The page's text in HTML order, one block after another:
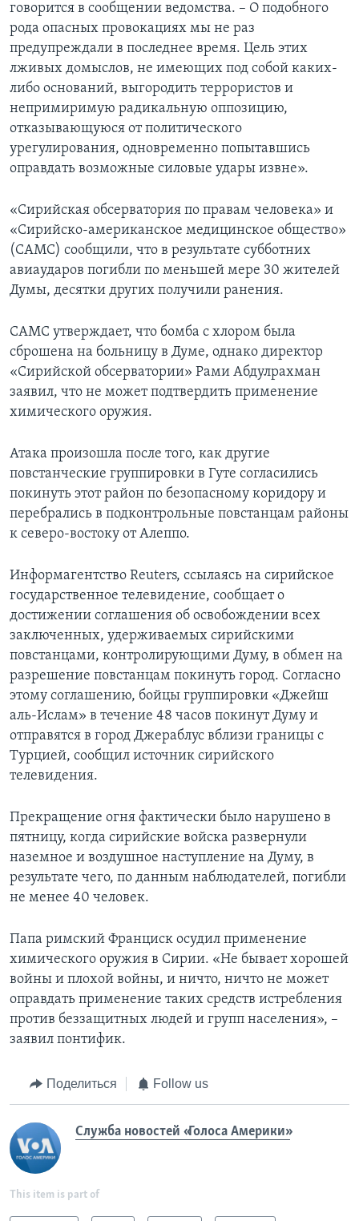
говорится в сообщении ведомства. – О подобного
рода опасных провокациях мы не раз
предупреждали в последнее время. Цель этих
лживых домыслов, не имеющих под собой каких-
либо оснований, выгородить террористов и
непримиримую радикальную оппозицию,
отказывающуюся от политического
урегулирования, одновременно попытавшись
оправдать возможные силовые удары извне».
«Сирийская обсерватория по правам человека» и
«Сирийско-американское медицинское общество»
(САМС) сообщили, что в результате субботних
авиаударов погибли по меньшей мере 30 жителей
Думы, десятки других получили ранения.
САМС утверждает, что бомба с хлором была
сброшена на больницу в Думе, однако директор
«Сирийской обсерватории» Рами Абдулрахман
заявил, что не может подтвердить применение
химического оружия.
Атака произошла после того, как другие
повстанческие группировки в Гуте согласились
покинуть этот район по безопасному коридору и
перебрались в подконтрольные повстанцам районы
к северо-востоку от Алеппо.
Информагентство Reuters, ссылаясь на сирийское
государственное телевидение, сообщает о
достижении соглашения об освобождении всех
заключенных, удерживаемых сирийскими
повстанцами, контролирующими Думу, в обмен на
разрешение повстанцам покинуть город. Согласно
этому соглашению, бойцы группировки «Джейш
аль-Ислам» в течение 48 часов покинут Думу и
отправятся в город Джераблус вблизи границы с
Турцией, сообщил источник сирийского
телевидения.
Прекращение огня фактически было нарушено в
пятницу, когда сирийские войска развернули
наземное и воздушное наступление на Думу, в
результате чего, по данным наблюдателей, погибли
не менее 40 человек.
Папа римский Франциск осудил применение
химического оружия в Сирии. «Не бывает хорошей
войны и плохой войны, и ничто, ничто не может
оправдать применение таких средств истребления
против беззащитных людей и групп населения», –
заявил понтифик.
Поделиться Follow us
Служба новостей «Голоса Америки»
This item is part of